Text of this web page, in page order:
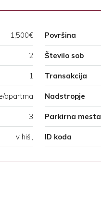
1,500€ Površina
2 Število sob
1 Transakcija
apartma Nadstropje
3 Parkirna mesta
v hiši, ID koda